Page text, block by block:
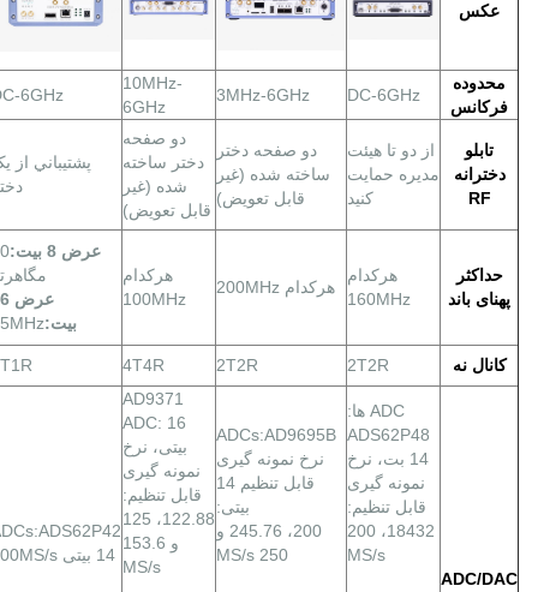
عکس
محدوده
فرکانس
DC-6GHz
3MHz-6GHz
10MHz-
6GHz
6GHz
تابلو
دخترانه
RF
از دو تا هیئت
مدیره حمایت
کنید
دو صفحه دختر
ساخته شده (غیر
قابل تعویض)
دو صفحه
دختر ساخته
شده (غیر
قابل تعویض)
پشتيباني از
حداکثر
پهنای باند
هرکدام
160MHz
هرکدام 200MHz
هرکدام
100MHz
عرض 8 بیت:
بیت:
کانال نه 2T2R
2T2R
4T4R
ADC/DAC
ADC ها:
ADS62P48
14 بت، نرخ
نمونه گیری
قابل تنظیم:
18432، 200
MS/s
ADCs:AD9695B
نرخ نمونه گیری
قابل تنظیم 14
بیتی:
200، 245.76 و
250 MS/s
AD9371
ADC: 16
بیتی، نرخ
نمونه گیری
قابل تنظیم:
122.88، 125
و 153.6
MS/s
14 بیتی 100MS/s